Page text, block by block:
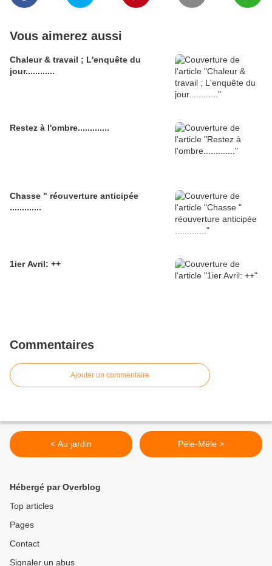
Vous aimerez aussi
Chaleur & travail ; L'enquête du
jour............
Restez à l'ombre.............
Chasse " réouverture anticipée
.............
1ier Avril: ++
Commentaires
Ajouter un commentaire
< Au jardin Pêle-Mêle >
Hébergé par Overblog
Top articles
Pages
Contact
Signaler un abus